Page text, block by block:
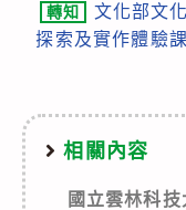
轉知
文化部文
探索及實作體驗
相關內容
國立雲林科